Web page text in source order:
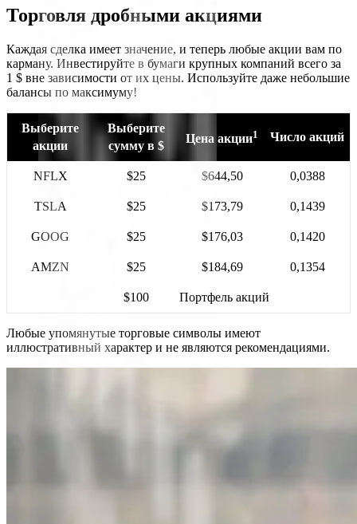
Торговля дробными акциями
Каждая сделка имеет значение, и теперь любые акции вам по
карману. Инвестируйте в бумаги крупных компаний всего за
1 $ вне зависимости от их цены. Используйте даже небольшие
балансы по максимуму!
Выберите
акции
Выберите
сумму в $
Цена акции1 Число акций
NFLX $25 $644,50 0,0388
TSLA $25 $173,79 0,1439
GOOG $25 $176,03 0,1420
AMZN $25 $184,69 0,1354
$100 Портфель акций
Любые упомянутые торговые символы имеют
иллюстративный характер и не являются рекомендациями.